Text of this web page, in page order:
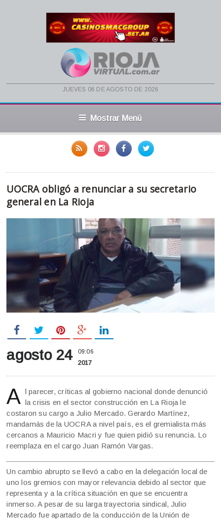
jueves 06 de agosto de 2026
Mostrar Menú
UOCRA obligó a renunciar a su secretario
general en La Rioja
agosto 24 09:06
2017
A l parecer, críticas al gobierno nacional donde denunció
la crisis en el sector construcción en La Rioja le
costaron su cargo a Julio Mercado. Gerardo Martínez,
mandamás de la UOCRA a nivel país, es el gremialista más
cercanos a Mauricio Macri y fue quien pidió su renuncia. Lo
reemplaza en el cargo Juan Ramón Vargas.
Un cambio abrupto se llevó a cabo en la delegación local de
uno los gremios con mayor relevancia debido al sector que
representa y a la crítica situación en que se encuentra
inmerso. A pesar de su larga trayectoria sindical, Julio
Mercado fue apartado de la conducción de la Unión de